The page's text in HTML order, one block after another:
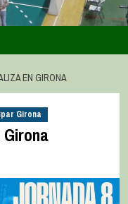
EN GIRONA
Girona